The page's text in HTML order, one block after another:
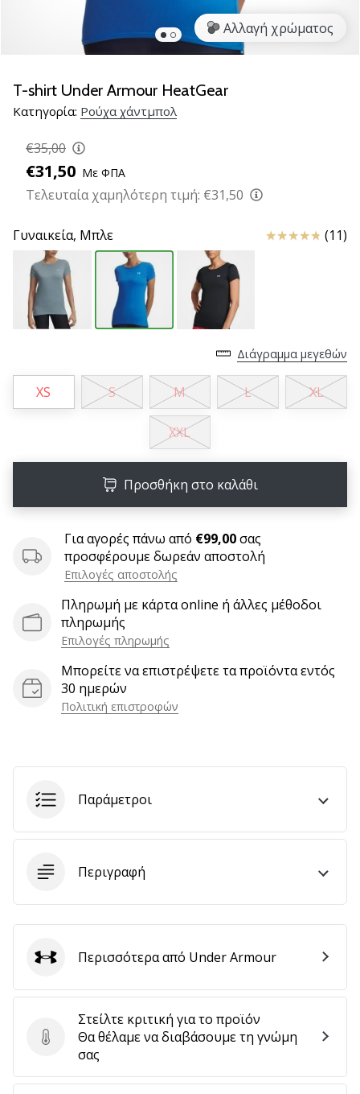
παπούτσια
Accelerate
SQD
Ανακάλυψε
τις
τεχνικές
και
μάθε
αν
αξίζει…
25. 11. 2024
Γίνετε
πρεσβευτής
Είσαι
του
χάντμπολ
Γίνε
πρεσβευτής/
της
μάρκας
όλων
άρθρων
Αλλαγή χρώματος
T-shirt Under Armour HeatGear
Κατηγορία: Ρούχα χάντμπολ
€35,00
€31,50 Με ΦΠΑ
Τελευταία χαμηλότερη τιμή: €31,50
Γυναικεία, Μπλε Κριτικές (11)
Διάγραμμα μεγεθών
XS S M L XL
XXL
Προσθήκη στο καλάθι
Για αγορές πάνω από €99,00σας
προσφέρουμε δωρεάν αποστολή
Επιλογές αποστολής
Πληρωμή με κάρτα online ή άλλες μέθοδοι
πληρωμής
Επιλογές πληρωμής
Μπορείτε να επιστρέψετε τα προϊόντα εντός
30 ημερών
Πολιτική επιστροφών
Παράμετροι
Περιγραφή
Στείλτε κριτική για το προϊόν
Στείλτε κριτική για το προϊόν
Θα θέλαμε να διαβάσουμε τη γνώμη
σας
Under Armour
Περισσότερα από Under Armour